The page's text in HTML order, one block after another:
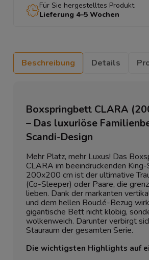
Für Sie hergestelltes Produkt.
Lieferung 4–5 Wochen
Beschreibung Details
Boxspringbett CLARA
– Das luxuriöse
Scandi-Design
Mehr Platz, mehr Luxus! Das
CLARA im beeindruckenden
200x200 cm ist der ultimative
(Co-Sleeper) oder Paare, die
lieben. Dank der markanten
und dem hellen Bouclé-Bezug
gigantische Bett nicht klobig,
wolkenweich. Darunter verbirgt
Stauraum der gesamten Serie.
Die wichtigsten Highlights auf